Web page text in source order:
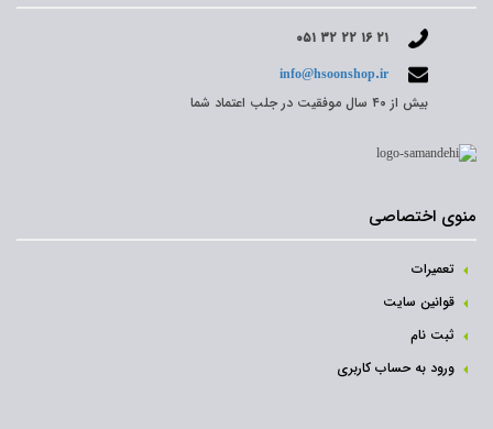
۰۵۱ ۳۲ ۲۲ ۱۶ ۲۱
info@hsoonshop.ir
بیش از ۴۰ سال موفقیت در جلب اعتماد شما
منوی اختصاصی
تعمیرات
قوانین سایت
ثبت نام‌
ورود به حساب کاربری